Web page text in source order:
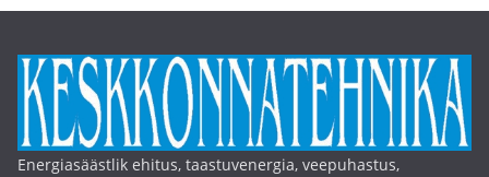
Energiasäästlik ehitus, taastuvenergia, veepuhastus,